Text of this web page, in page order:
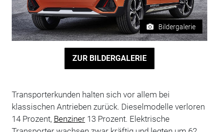
Bildergalerie
ZUR BILDERGALERIE
Transporterkunden halten sich vor allem bei
klassischen Antrieben zurück. Dieselmodelle verloren
14 Prozent, Benziner13 Prozent. Elektrische